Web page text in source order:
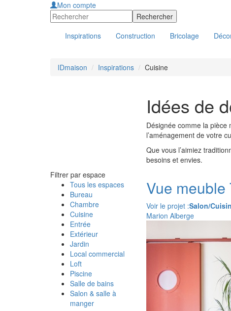
Mon compte
Inspirations Construction Bricolage
IDmaison Inspirations Cuisine
Idées de
Désignée comme la
l’aménagement de votre
Que vous l’aimiez
besoins et envies.
Filtrer par espace
Tous les espaces
Bureau
Chambre
Cuisine
Entrée
Extérieur
Jardin
Local commercial
Loft
Piscine
Salle de bains
Salon & salle à
manger
Vue
Voir le projet :Salon/
Marion Alberge